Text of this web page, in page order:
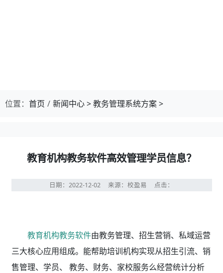
位置： 首页 新闻中心>教务管理系统方案>
教育机构教务软件高效管理学员信息？
日期：2022-12-02 来源：校盈易 点击：
教育机构教务软件由教务管理、招生营销、私域运营
三大核心应用组成。能帮助培训机构实现从招生引流、销
售管理、学员、 教务、财务、家校服务么经营统计分析